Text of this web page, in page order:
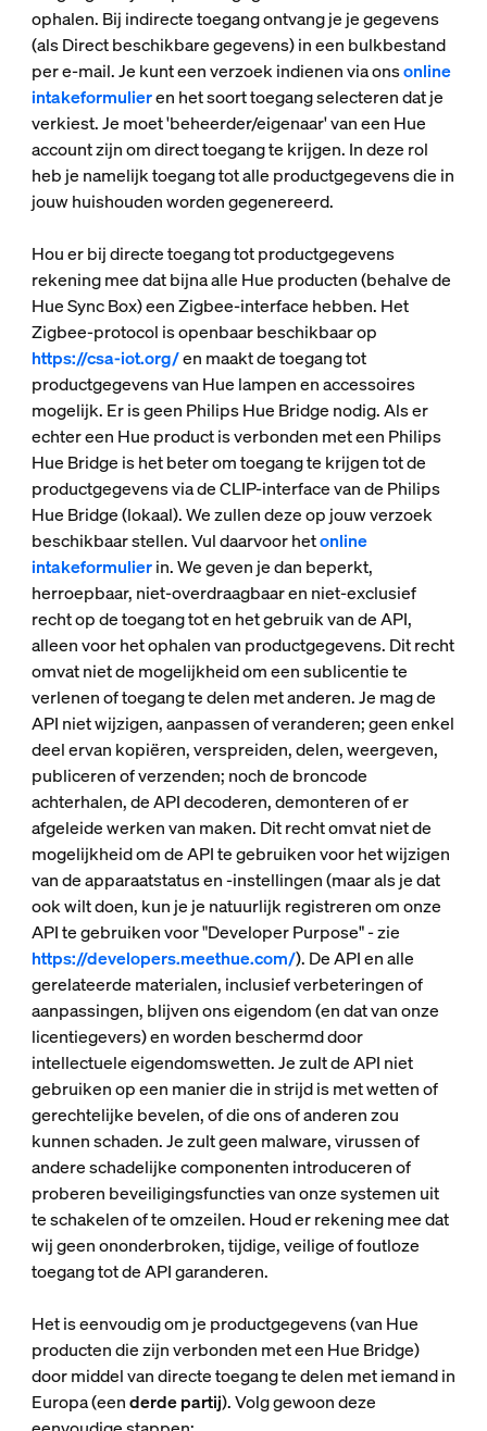
ophalen. Bij indirecte toegang ontvang je je gegevens
(als Direct beschikbare gegevens) in een bulkbestand
per e-mail. Je kunt een verzoek indienen via onsonline
intakeformulieren het soort toegang selecteren dat je
verkiest. Je moet 'beheerder/eigenaar' van een Hue
account zijn om direct toegang te krijgen. In deze rol
heb je namelijk toegang tot alle productgegevens die in
jouw huishouden worden gegenereerd.
Hou er bij directe toegang tot productgegevens
rekening mee dat bijna alle Hue producten (behalve de
Hue Sync Box) een Zigbee-interface hebben. Het
Zigbee-protocol is openbaar beschikbaar op
https://csa-iot.org/en maakt de toegang tot
productgegevens van Hue lampen en accessoires
mogelijk. Er is geen Philips Hue Bridge nodig. Als er
echter een Hue product is verbonden met een Philips
Hue Bridge is het beter om toegang te krijgen tot de
productgegevens via de CLIP-interface van de Philips
Hue Bridge (lokaal). We zullen deze op jouw verzoek
beschikbaar stellen. Vul daarvoor hetonline
intakeformulierin. We geven je dan beperkt,
herroepbaar, niet-overdraagbaar en niet-exclusief
recht op de toegang tot en het gebruik van de API,
alleen voor het ophalen van productgegevens. Dit recht
omvat niet de mogelijkheid om een sublicentie te
verlenen of toegang te delen met anderen. Je mag de
API niet wijzigen, aanpassen of veranderen; geen enkel
deel ervan kopiëren, verspreiden, delen, weergeven,
publiceren of verzenden; noch de broncode
achterhalen, de API decoderen, demonteren of er
afgeleide werken van maken. Dit recht omvat niet de
mogelijkheid om de API te gebruiken voor het wijzigen
van de apparaatstatus en -instellingen (maar als je dat
ook wilt doen, kun je je natuurlijk registreren om onze
API te gebruiken voor "Developer Purpose" - zie
https://developers.meethue.com/). De API en alle
gerelateerde materialen, inclusief verbeteringen of
aanpassingen, blijven ons eigendom (en dat van onze
licentiegevers) en worden beschermd door
intellectuele eigendomswetten. Je zult de API niet
gebruiken op een manier die in strijd is met wetten of
gerechtelijke bevelen, of die ons of anderen zou
kunnen schaden. Je zult geen malware, virussen of
andere schadelijke componenten introduceren of
proberen beveiligingsfuncties van onze systemen uit
te schakelen of te omzeilen. Houd er rekening mee dat
wij geen ononderbroken, tijdige, veilige of foutloze
toegang tot de API garanderen.
Het is eenvoudig om je productgegevens (van Hue
producten die zijn verbonden met een Hue Bridge)
door middel van directe toegang te delen met iemand in
Europa (eenderde partij). Volg gewoon deze